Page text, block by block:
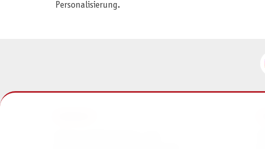
Personalisierung.